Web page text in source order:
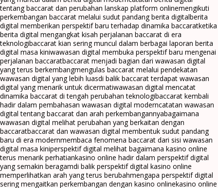
tentang baccarat dan perubahan lanskap platform onlinemengikuti
perkembangan baccarat melalui sudut pandang berita digitalberita
digital memberikan perspektif baru terhadap dinamika baccaratketika
berita digital mengangkat kisah perjalanan baccarat di era
teknologibaccarat kian sering muncul dalam berbagai laporan berita
digital masa kiniwawasan digital membuka perspektif baru mengenai
perjalanan baccaratbaccarat menjadi bagian dari wawasan digital
yang terus berkembangmengulas baccarat melalui pendekatan
wawasan digital yang lebih luasdi balik baccarat terdapat wawasan
digital yang menarik untuk dicermatiwawasan digital mencatat
dinamika baccarat di tengah perubahan teknologibaccarat kembali
hadir dalam pembahasan wawasan digital moderncatatan wawasan
digital tentang baccarat dan arah perkembangannyabagaimana
wawasan digital melihat perubahan yang berkaitan dengan
baccaratbaccarat dan wawasan digital membentuk sudut pandang
baru di era modernmembaca fenomena baccarat dari sisi wawasan
digital masa kiniperspektif digital melihat bagaimana kasino online
terus menarik perhatiankasino online hadir dalam perspektif digital
yang semakin beragamdi balik perspektif digital kasino online
memperlihatkan arah yang terus berubahmengapa perspektif digital
sering mengaitkan perkembangan dengan kasino onlinekasino online